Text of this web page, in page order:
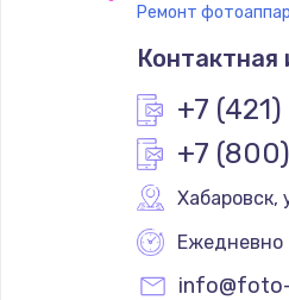
Ремонт
+7
+7
Хабаровск,
Ежедневно